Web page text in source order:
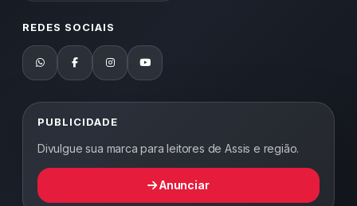
REDES SOCIAIS
PUBLICIDADE
Divulgue sua marca para leitores de Assis e região.
Anunciar